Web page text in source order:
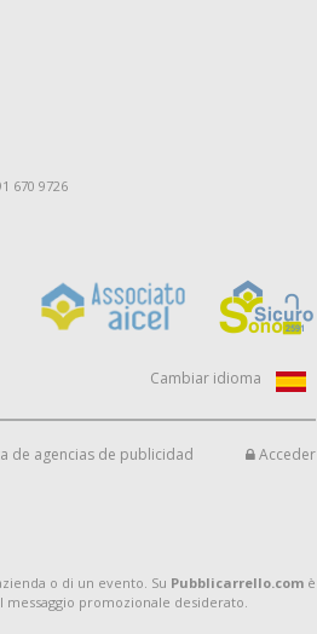
670 9726
Cambiar idioma
de agencias de publicidad Acceder
o di un evento. Su Pubblicarrello.comè
promozionale desiderato.